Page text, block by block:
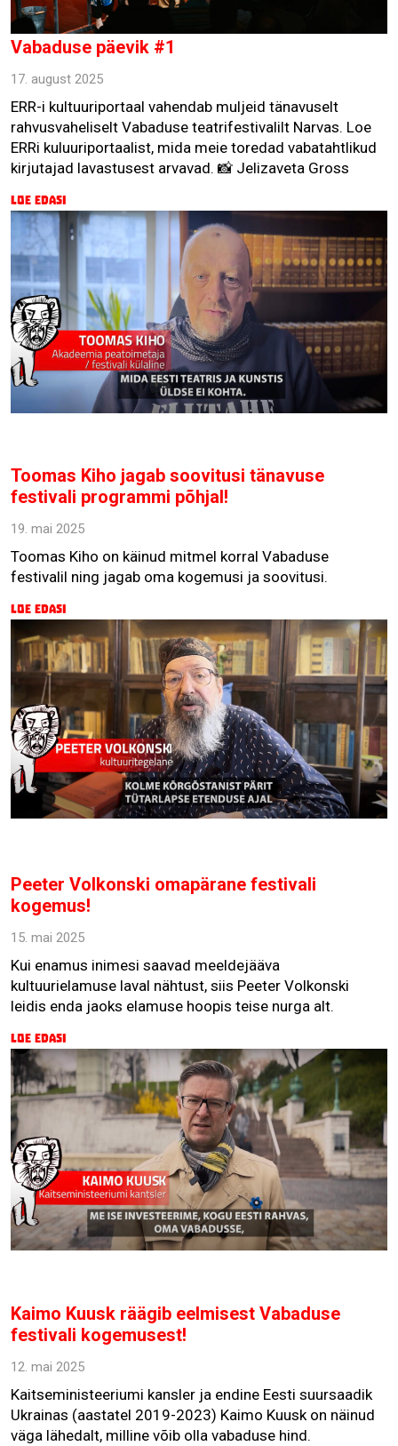
Vabaduse päevik #1
17. august 2025
ERR-i kultuuriportaal vahendab muljeid tänavuselt
rahvusvaheliselt Vabaduse teatrifestivalilt Narvas. Loe
ERRi kuluuriportaalist, mida meie toredad vabatahtlikud
kirjutajad lavastusest arvavad. 📸 Jelizaveta Gross
Loe edasi
Toomas Kiho jagab soovitusi tänavuse
festivali programmi põhjal!
19. mai 2025
Toomas Kiho on käinud mitmel korral Vabaduse
festivalil ning jagab oma kogemusi ja soovitusi.
Loe edasi
Peeter Volkonski omapärane festivali
kogemus!
15. mai 2025
Kui enamus inimesi saavad meeldejääva
kultuurielamuse laval nähtust, siis Peeter Volkonski
leidis enda jaoks elamuse hoopis teise nurga alt.
Loe edasi
Kaimo Kuusk räägib eelmisest Vabaduse
festivali kogemusest!
12. mai 2025
Kaitseministeeriumi kansler ja endine Eesti suursaadik
Ukrainas (aastatel 2019-2023) Kaimo Kuusk on näinud
väga lähedalt, milline võib olla vabaduse hind.